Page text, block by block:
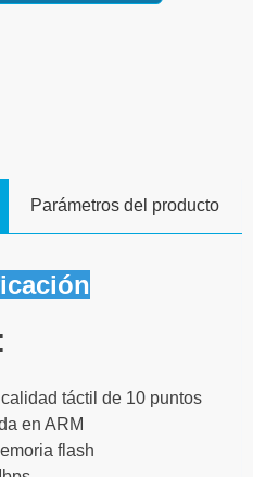
Parámetros del producto
táctil de 10 puntos
en ARM
flash